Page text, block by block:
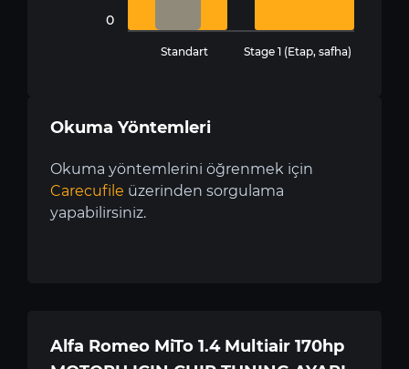
0
Standart Stage 1 (Etap, safha)
Okuma Yöntemleri
Okuma yöntemlerini öğrenmek için
Carecufile üzerinden sorgulama
yapabilirsiniz.
Alfa Romeo MiTo 1.4 Multiair 170hp